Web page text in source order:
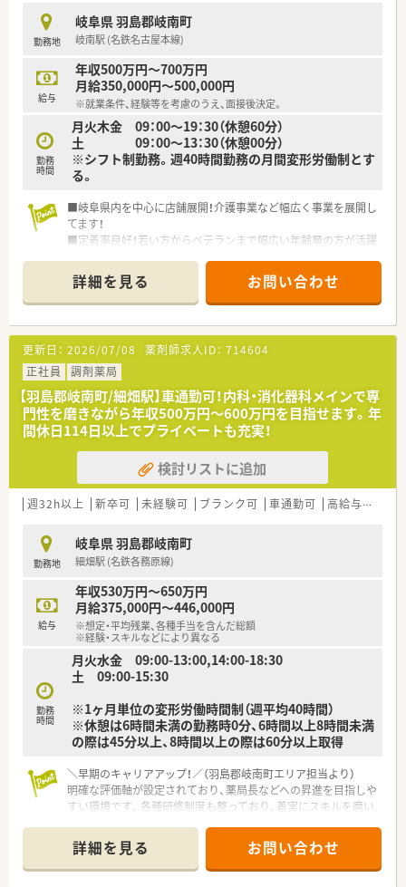
★刷新された新規採用者研修
中途入社ならではの悩みを解消し、さくら薬局グループのビジョ
ンや社内規定などをご案内。
同期入社の方との繋がりを踏まえ、『さくら薬局の薬剤師』とし
て、安心してキャリアをスタートいただくための研修です。
店舗OJT・フォローアップや通常の社内研修と絡めて中途入社専
門の体系的な研修をご用意。
安心して飛び込める体制が整備されています。
★業界トップクラスの認定薬局数と盤石化を図る組織体制
です。
がん診療連携拠点病院等との密な連携を行いつつ、より高度な薬
学管理や、
高い専門性が求められる特殊な調剤に対応できる専門医療機関
連携薬局も取得しています。
本社から業界動向などの情報が常に発信されており、患者様や医
療機関と信頼関係を築きやすい体制があるのも認定薬局が増え
ている理由の1つです。
★安心して働ける環境と福利厚生制度
年間休日が「126日相当時間」と業界トップクラスのさくら薬局
では産休・育休の希望取得率も100％！長く働き続けるための環
境づくりを考え、ライフステージに応じた福利厚生をご用意して
います。
また、患者さまへの想いをカタチにする「リトルチャレンジ制
度」では「現場主義」を念頭に、
地域・店舗ごとに異なる患者さまのニーズやスタッフの思いを実
現する取り組みも行っています。
入社後もひとりひとりの薬剤師像に近しい多彩なキャリアステ
こうした働きやすい環境づくりに力を入れている『さくら薬局グ
ループ』でご活躍されてみませんか？
勤務地
岐阜県 羽島郡岐南町
岐南駅 (名鉄名古屋本線)
給与
年収500万円～700万円
月給350,000円～500,000円
※就業条件、経験等を考慮のうえ、面接後決定。
勤務
時間
月火木金 09：00～19：30（休憩60分）
土 09：00～13：30（休憩00分）
※シフト制勤務。週40時間勤務の月間変形労働制とす
る。
■岐阜県内を中心に店舗展開！介護事業など幅広く事業を展開し
てます！
■定着率良好！若い方からベテランまで幅広い年齢層の方が活躍
■やりたいことを応援・支援して頂ける企業です！風通しがよく
アットホームな環境です！
詳細を見る お問い合わせ
更新日： 2026/07/08 薬剤師求人ID： 714604
正社員
調剤薬局
【羽島郡岐南町/細畑駅】車通勤可！内科・消化器科メインで専
門性を磨きながら年収500万円～600万円を目指せます。年
間休日114日以上でプライベートも充実！
検討リストに追加
週32h以上 新卒可 未経験可 ブランク可 車通勤可 高給与(600万円以上)
勤務地
岐阜県 羽島郡岐南町
細畑駅 (名鉄各務原線)
給与
年収530万円～650万円
月給375,000円～446,000円
※想定・平均残業、各種手当を含んだ総額
※経験・スキルなどにより異なる
勤務
時間
月火水金 09:00-13:00,14:00-18:30
土 09:00-15:30
※1ヶ月単位の変形労働時間制（週平均40時間）
※休憩は6時間未満の勤務時0分、6時間以上8時間未満
の際は45分以上、8時間以上の際は60分以上取得
＼早期のキャリアアップ！／（羽島郡岐南町エリア担当より）
明確な評価軸が設定されており、薬局長などへの昇進を目指しや
すい環境です。各種研修制度も整っており、着実にスキルを磨い
【店舗情報と応需状況について】
■細畑駅から車で4分ほどの好立地にあり、毎日の通勤も非常に
詳細を見る お問い合わせ